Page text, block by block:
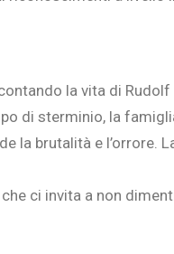
la vita di
di sterminio, la
la brutalità e
che ci invita a non